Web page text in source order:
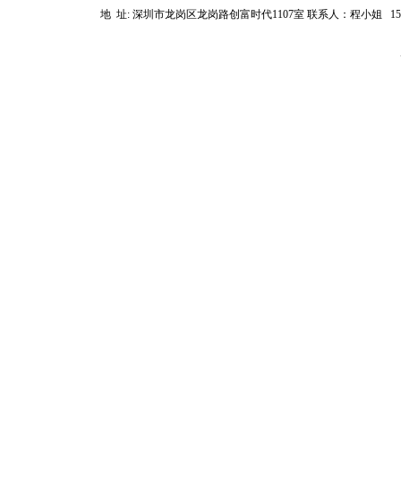
地 址: 深圳市龙岗区龙岗路创富时代1107室 联系人：程小姐